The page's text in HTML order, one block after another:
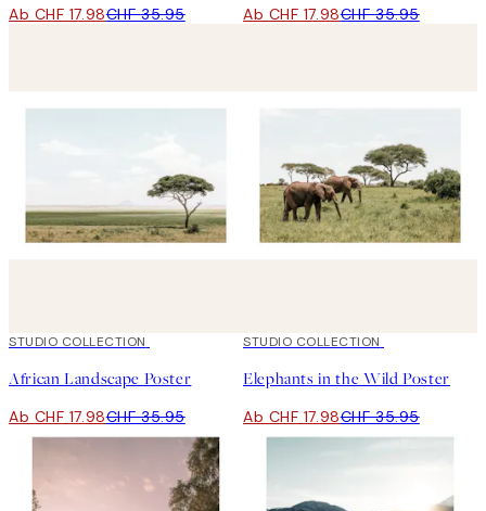
Ab CHF 17.98CHF 35.95 Ab CHF 17.98CHF 35.95
50%*
STUDIO COLLECTION
African Landscape​ Poster
Ab CHF 17.98CHF 35.95
50%*
STUDIO COLLECTION
Elephants in the Wild​ Poster
Ab CHF 17.98CHF 35.95